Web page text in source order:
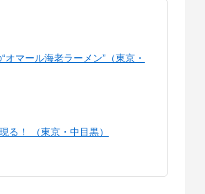
マール海老ラーメン”（東京・
る！ （東京・中目黒）